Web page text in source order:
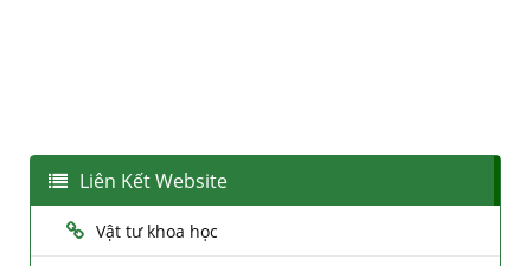
Liên Kết Website
Vật tư khoa học